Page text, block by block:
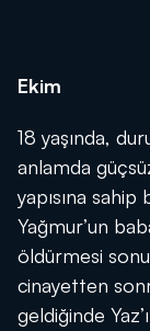
Ekim
18 yaşında,
anlamda
yapısına sahip
Yağmur’un
öldürmesi
cinayetten
geldiğinde